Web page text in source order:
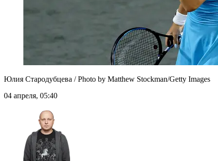
Юлия Стародубцева / Photo by Matthew Stockman/Getty Images
04 апреля, 05:40